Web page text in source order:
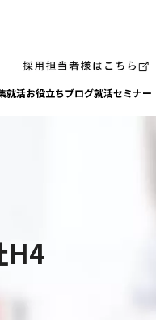
就活お役⽴ちブログ就活セミナー
H4